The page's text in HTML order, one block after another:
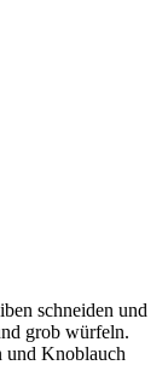
schneiden und
grob würfeln.
und Knoblauch